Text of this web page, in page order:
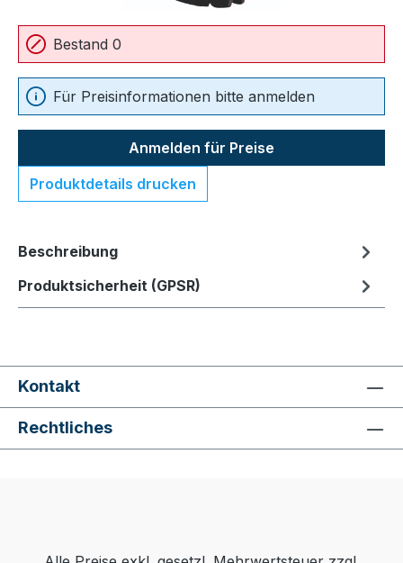
Bestand 0
Für Preisinformationen bitte anmelden
Anmelden für Preise
Produktdetails drucken
Beschreibung
Produktsicherheit (GPSR)
Kontakt
Rechtliches